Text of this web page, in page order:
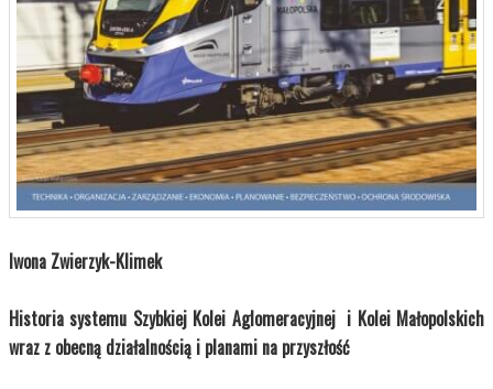
Iwona Zwierzyk-Klimek
Historia systemu Szybkiej Kolei Aglomeracyjnej i Kolei Małopolskich
wraz z obecną działalnością i planami na przyszłość